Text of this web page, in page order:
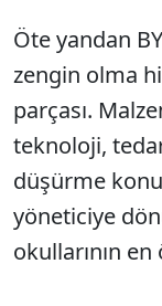
Öte yandan
zengin olma
parçası.
teknoloji,
düşürme
yöneticiye
okullarının